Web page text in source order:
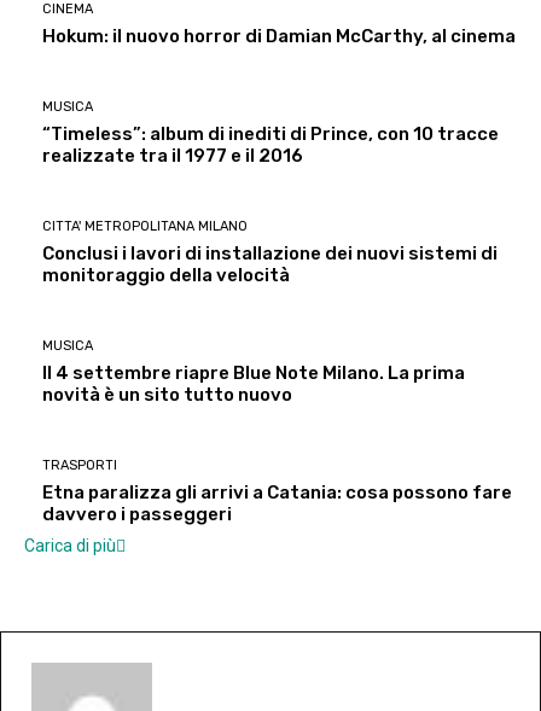
CINEMA
Hokum: il nuovo horror di Damian McCarthy, al cinema
MUSICA
“Timeless”: album di inediti di Prince, con 10 tracce
realizzate tra il 1977 e il 2016
CITTA' METROPOLITANA MILANO
Conclusi i lavori di installazione dei nuovi sistemi di
monitoraggio della velocità
MUSICA
Il 4 settembre riapre Blue Note Milano. La prima
novità è un sito tutto nuovo
TRASPORTI
Etna paralizza gli arrivi a Catania: cosa possono fare
davvero i passeggeri
Carica di più